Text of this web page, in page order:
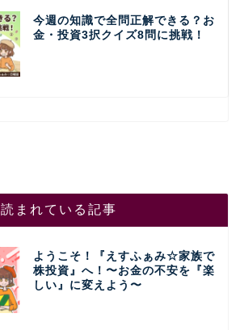
今週の知識で全問正解できる？お
金・投資3択クイズ8問に挑戦！
読まれている記事
ようこそ！『えすふぁみ☆家族で
株投資』へ！〜お金の不安を『楽
しい』に変えよう〜